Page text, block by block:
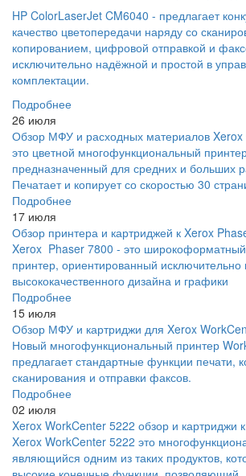
HP ColorLaserJet CM6040 - предлагает
качество цветопередачи наряду со
копированием, цифровой отправкой и
исключительно надёжной и простой в
комплектации.
Подробнее
26 июля
Обзор МФУ и расходных материалов Xerox
это цветной многофункциональный
предназначенный для средних и больших
Печатает и копирует со скоростью 30
Подробнее
17 июля
Обзор принтера и картриджей к Xerox
Xerox Phaser 7800 - это
принтер, ориентированный
высококачественного дизайна и графики
Подробнее
15 июля
Обзор МФУ и картриджи для Xerox
Новый многофункциональный принтер
предлагает стандартные функции печати,
сканирования и отправки факсов.
Подробнее
02 июля
Xerox WorkCenter 5222 обзор и картриджи
Xerox WorkCenter 5222 это
являющийся одним из таких продуктов,